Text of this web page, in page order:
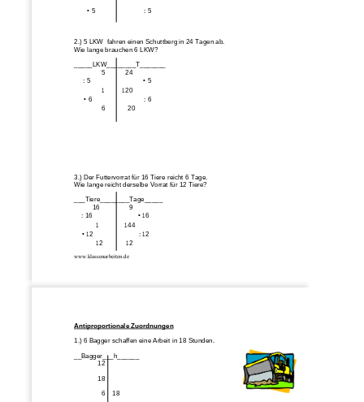
www.klassenarbeiten.de
• 5
       : 5
2.) 5 LKW  fahren einen Schuttberg in 24 Tagen ab.
Wie lange brauchen 6 LKW?
_____LKW________T_______
5           24
     : 5
• 5
              1         120
• 6
: 6
6           20
3.) Der Futtervorrat für 16 Tiere reicht 6 Tage.
Wie lange reicht derselbe Vorrat für 12 Tiere?
___Tiere________Tage_____
          16                9
    : 16
• 16
           1             144
• 12
             : 12
           12            12
Antiproportionale Zuordnungen
1.) 6 Bagger schaffen eine Arbeit in 18 Stunden.
__Bagger___h______
             12
             18
6    18